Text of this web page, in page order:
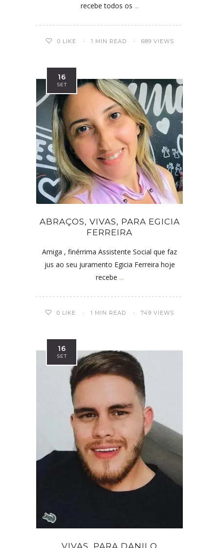
recebe todos os ...
0 LIKE 1 MIN READ 689 VIEWS
16
SET
ABRAÇOS, VIVAS, PARA EGICIA
FERREIRA
Amiga , finérrima Assistente Social que faz
jus ao seu juramento Egicia Ferreira hoje
recebe ...
0 LIKE 1 MIN READ 749 VIEWS
16
SET